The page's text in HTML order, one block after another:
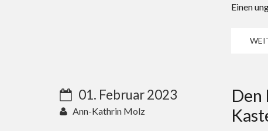
Einen
01. Februar 2023
Ann-Kathrin Molz
Den